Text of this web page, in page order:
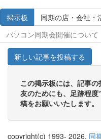
掲示板 同期の店・会社・
パソコン同期会開催について
新しい記事を投稿する
この掲示板には、記事
友のためにも、足跡程
稿をお願いいたします。
copyright(c) 1993- 2026, 同